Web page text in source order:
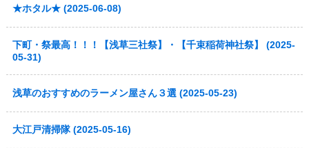
★ホタル★ (2025-06-08)
下町・祭最高！！！【浅草三社祭】・【千束稲荷神社祭】 (2025-
05-31)
浅草のおすすめのラーメン屋さん３選 (2025-05-23)
大江戸清掃隊 (2025-05-16)